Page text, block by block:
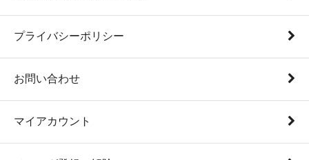
プライバシーポリシー
お問い合わせ
マイアカウント